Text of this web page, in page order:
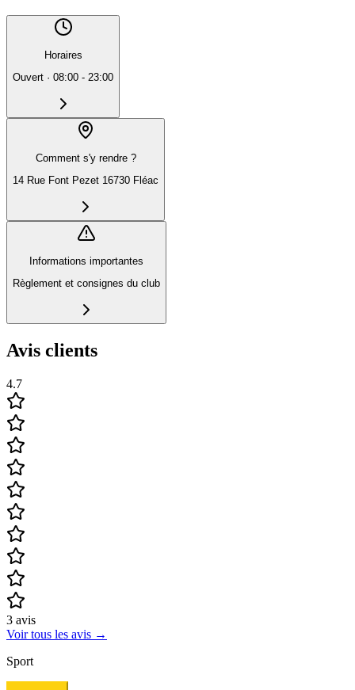
Horaires
Ouvert · 08:00 - 23:00
Comment s'y rendre ?
14 Rue Font Pezet 16730 Fléac
Informations importantes
Règlement et consignes du club
Avis clients
4.7
3 avis
Voir tous les avis →
Sport